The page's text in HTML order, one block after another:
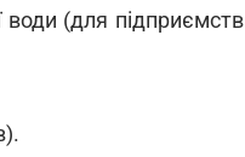
води (для підприємств